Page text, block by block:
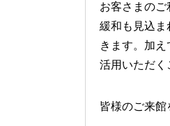
お客さまの
緩和も見込ま
きます。加
活用いただく
皆様のご来館